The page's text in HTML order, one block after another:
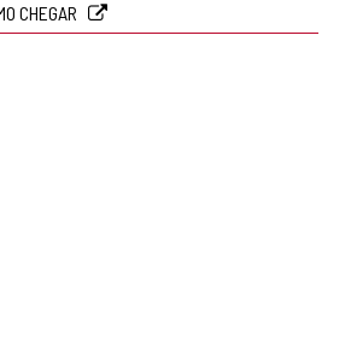
CHEGAR